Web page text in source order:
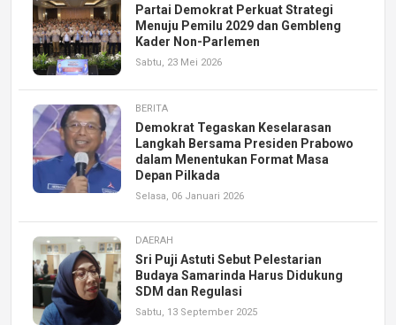
Partai Demokrat Perkuat Strategi
Menuju Pemilu 2029 dan Gembleng
Kader Non-Parlemen
Sabtu, 23 Mei 2026
BERITA
Demokrat Tegaskan Keselarasan
Langkah Bersama Presiden Prabowo
dalam Menentukan Format Masa
Depan Pilkada
Selasa, 06 Januari 2026
DAERAH
Sri Puji Astuti Sebut Pelestarian
Budaya Samarinda Harus Didukung
SDM dan Regulasi
Sabtu, 13 September 2025